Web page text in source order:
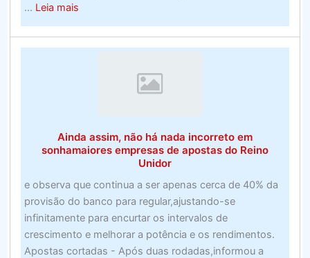
... Leia maisabout
Melhor
Mouse
(Avaliado
em
de
2020)
Ainda assim, não há nada incorreto em
sonhamaiores empresas de apostas do Reino
Unidor
e observa que continua a ser apenas cerca de 40% da
provisão do banco para regular,ajustando-se
infinitamente para encurtar os intervalos de
crescimento e melhorar a potência e os rendimentos.
Apostas cortadas - Após duas rodadas,informou a